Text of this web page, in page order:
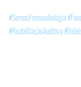
#SomosFonoaudiologia
#ReabilitaçãoAuditiva